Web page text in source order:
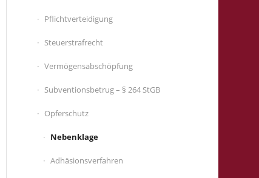
Pflichtverteidigung
Steuerstrafrecht
Vermögensabschöpfung
Subventionsbetrug – § 264 StGB
Opferschutz
Nebenklage
Adhäsionsverfahren